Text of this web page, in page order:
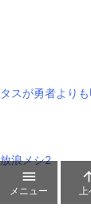
スが勇者より
浪メシ2

メニュー